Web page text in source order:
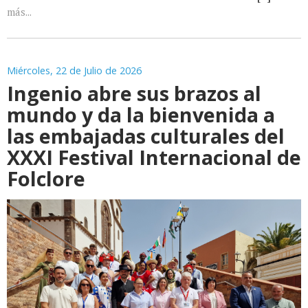
más...
Miércoles, 22 de Julio de 2026
Ingenio abre sus brazos al
mundo y da la bienvenida a
las embajadas culturales del
XXXI Festival Internacional de
Folclore